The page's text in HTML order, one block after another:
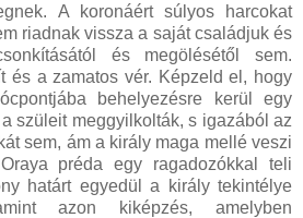
A koronáért súlyos harcokat
riadnak vissza a saját családjuk és
és megölésétől sem.
és a zamatos vér. Képzeld el, hogy
behelyezésre kerül egy
szüleit meggyilkolták, s igazából az
sem, ám a király maga mellé veszi
préda egy ragadozókkal teli
határt egyedül a király tekintélye
azon kiképzés, amelyben